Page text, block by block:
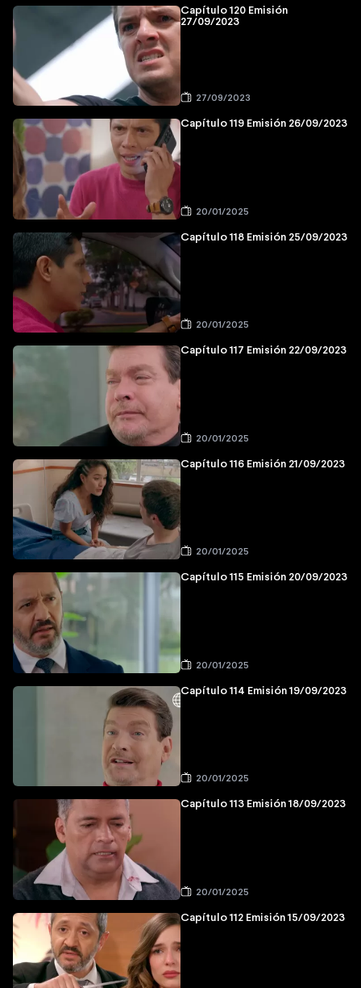
Capítulo 120 Emisión
27/09/2023
27/09/2023
Capítulo 119 Emisión 26/09/2023
20/01/2025
Capítulo 118 Emisión 25/09/2023
20/01/2025
Capítulo 117 Emisión 22/09/2023
20/01/2025
Capítulo 116 Emisión 21/09/2023
20/01/2025
Capítulo 115 Emisión 20/09/2023
20/01/2025
Capítulo 114 Emisión 19/09/2023
20/01/2025
Capítulo 113 Emisión 18/09/2023
20/01/2025
Capítulo 112 Emisión 15/09/2023